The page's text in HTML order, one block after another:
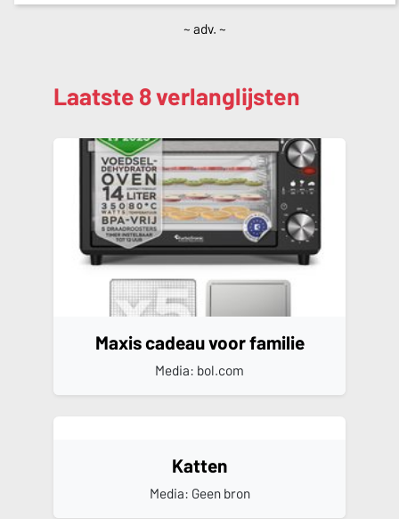
~ adv. ~
Laatste 8 verlanglijsten
Maxis cadeau voor familie
Media: bol.com
Katten
Media: Geen bron